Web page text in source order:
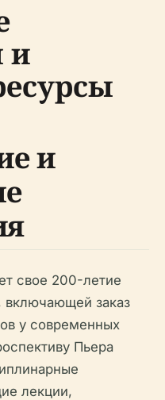
и
и
свое 200-летие
включающей заказ
у современных
Пьера
лекции,